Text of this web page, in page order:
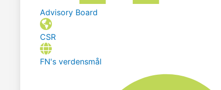
Advisory Board
CSR
FN's verdensmål